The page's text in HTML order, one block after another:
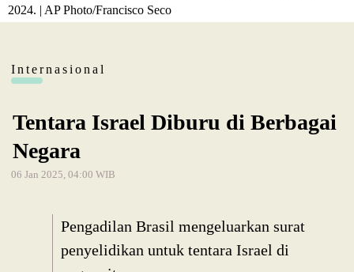
2024. | AP Photo/Francisco Seco
Internasional
Tentara Israel Diburu di Berbagai
Negara
06 Jan 2025, 04:00 WIB
Pengadilan Brasil mengeluarkan surat
penyelidikan untuk tentara Israel di